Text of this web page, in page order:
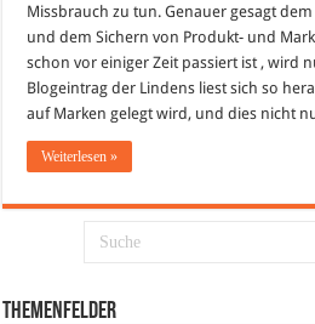
Missbrauch zu tun. Genauer gesagt
und dem Sichern von Produkt- und
schon vor einiger Zeit passiert ist , wird
Blogeintrag der Lindens liest sich so
auf Marken gelegt wird, und dies nicht
Weiterlesen »
Themenfelder